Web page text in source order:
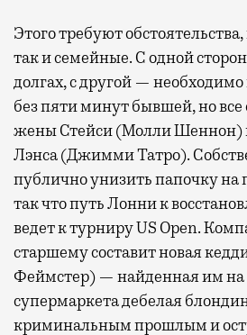
Этого требуют
так и семейные. С одной
долгах, с другой —
без пяти минут бывшей, но
жены Стейси (Молли Шеннон)
Лэнса (Джимми Татро).
публично унизить папочку на
так что путь Лонни к
ведет к турниру US Open.
старшему составит новая
Феймстер) — найденная им на
супермаркета дебелая
криминальным прошлым и